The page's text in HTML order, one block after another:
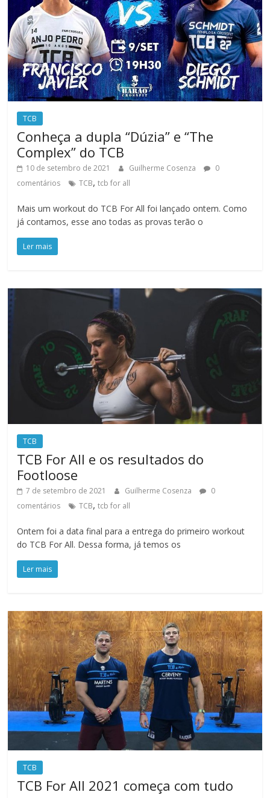
TCB
Conheça a dupla “Dúzia” e “The
Complex” do TCB
10 de setembro de 2021 Guilherme Cosenza
0
comentários
TCB,tcb for all
Mais um workout do TCB For All foi lançado ontem. Como
já contamos, esse ano todas as provas terão o
Ler mais
TCB
TCB For All e os resultados do
Footloose
7 de setembro de 2021 Guilherme Cosenza
0
comentários
TCB,tcb for all
Ontem foi a data final para a entrega do primeiro workout
do TCB For All. Dessa forma, já temos os
Ler mais
TCB
TCB For All 2021 começa com tudo